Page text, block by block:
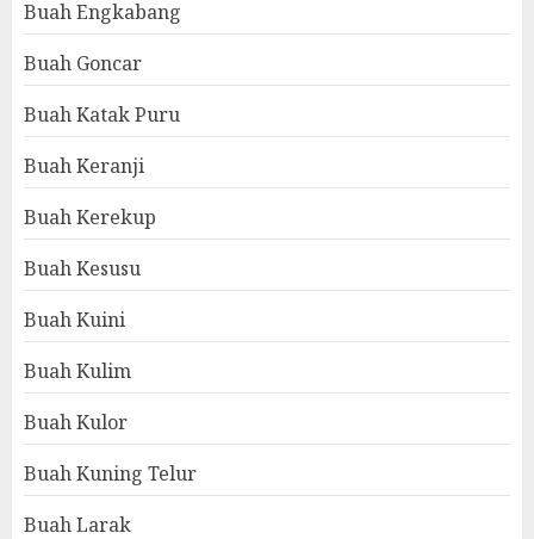
Buah Engkabang
Buah Goncar
Buah Katak Puru
Buah Keranji
Buah Kerekup
Buah Kesusu
Buah Kuini
Buah Kulim
Buah Kulor
Buah Kuning Telur
Buah Larak